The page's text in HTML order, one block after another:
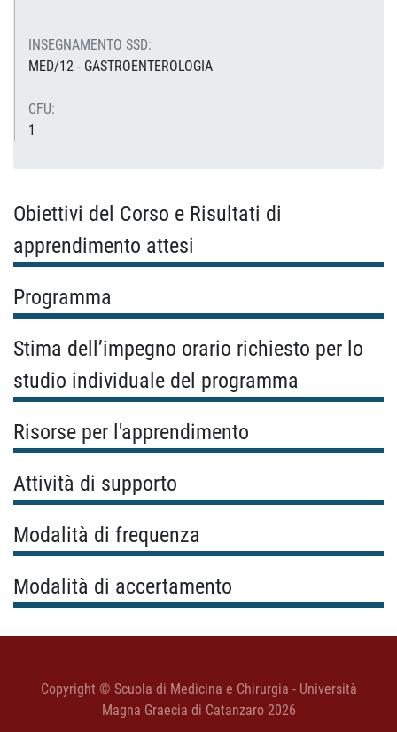
INSEGNAMENTO SSD:
MED/12 - GASTROENTEROLOGIA
CFU:
1
Obiettivi del Corso e Risultati di
apprendimento attesi
Programma
Stima dell’impegno orario richiesto per lo
studio individuale del programma
Risorse per l'apprendimento
Attività di supporto
Modalità di frequenza
Modalità di accertamento
Copyright © Scuola di Medicina e Chirurgia - Università
Magna Graecia di Catanzaro 2026